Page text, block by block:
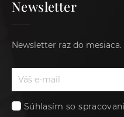
Newsletter
Newsletter raz do mesiaca.
Súhlasím so